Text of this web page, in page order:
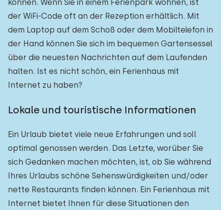
können. Wenn Sie in einem Ferienpark wohnen, ist
der WiFi-Code oft an der Rezeption erhältlich. Mit
dem Laptop auf dem Schoß oder dem Mobiltelefon in
der Hand können Sie sich im bequemen Gartensessel
über die neuesten Nachrichten auf dem Laufenden
halten. Ist es nicht schön, ein Ferienhaus mit
Internet zu haben?
Lokale und touristische Informationen
Ein Urlaub bietet viele neue Erfahrungen und soll
optimal genossen werden. Das Letzte, worüber Sie
sich Gedanken machen möchten, ist, ob Sie während
Ihres Urlaubs schöne Sehenswürdigkeiten und/oder
nette Restaurants finden können. Ein Ferienhaus mit
Internet bietet Ihnen für diese Situationen den